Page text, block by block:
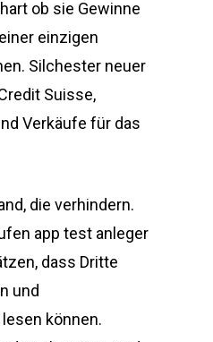
ob sie Gewinne
einzigen
Silchester neuer
Suisse,
Verkäufe für das
die verhindern.
app test anleger
dass Dritte
und
können.